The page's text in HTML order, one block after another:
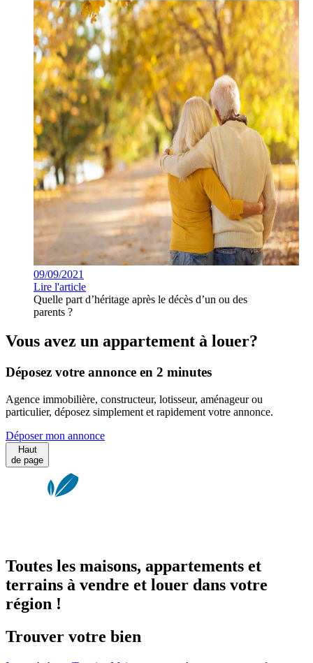
09/09/2021
Lire l'article
Quelle part d’héritage après le décès d’un ou des
parents ?
Vous avez un appartement à louer?
Déposez votre annonce en 2 minutes
Agence immobilière, constructeur, lotisseur, aménageur ou
particulier, déposez simplement et rapidement votre annonce.
Déposer mon annonce
Haut
de page
Toutes les maisons, appartements et
terrains à vendre et louer dans votre
région !
Trouver votre bien